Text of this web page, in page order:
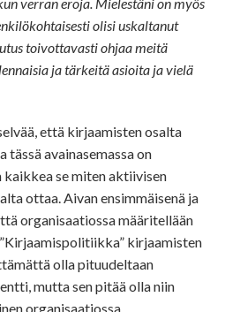
olisi uskaltanut
toivottavasti ohjaa meitä
ja tärkeitä asioita ja vielä
että kirjaamisten osalta
tässä avainasemassa on
kaikkea se miten aktiivisen
ottaa. Aivan ensimmäisenä ja
organisaatiossa määritellään
kirjaamisten
olla pituudeltaan
mutta sen pitää olla niin
organisaatiossa